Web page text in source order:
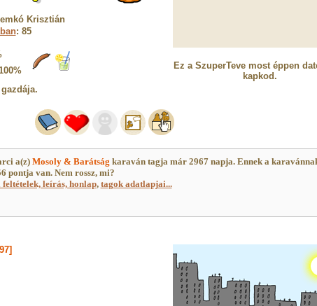
Krisztián
: 85
Ez a SzuperTeve most éppen
kapkod.
a(z) Mosoly & Barátság karaván tagja már 2967 napja. Ennek a
pontja van. Nem rossz, mi?
feltételek, leírás, honlap, tagok adatlapjai...